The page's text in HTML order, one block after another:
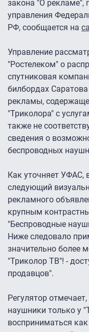
закона "О рекламе",
управления
РФ, сообщается на
Управление
"Ростелеком" о
спутниковая
билбордах
рекламы,
"Триколора" с
также не
сведения о
беспроводных
Как уточняет УФАС,
следующий
рекламного
крупным
"Беспроводные
Ниже следовало
значительно более
"Триколор ТВ"! -
продавцов".
Регулятор
наушники только у
восприниматься